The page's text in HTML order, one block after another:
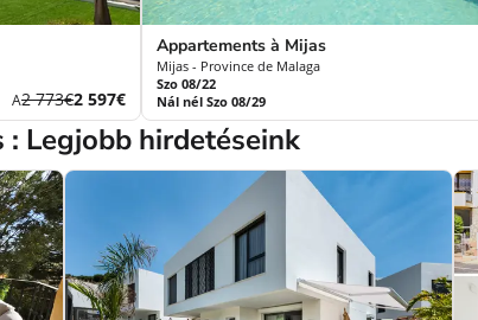
AKorábbi
díj
2 773€Új
ár
2 597€
Appartements à Mijas
Mijas - Province de Malaga
Szo 08/22
Nál nél Szo 08/29
Legjobb hirdetéseink